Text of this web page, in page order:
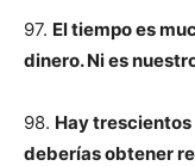
97. El tiempo es
dinero. Ni es
98. Hay trescientos
deberías obtener